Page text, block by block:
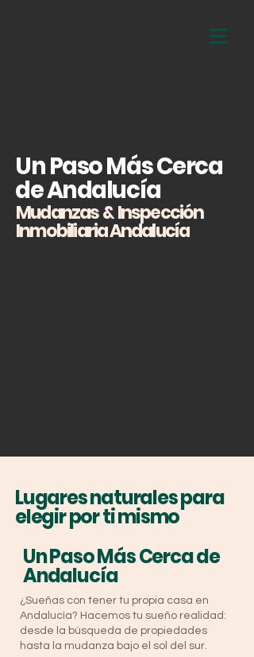
Un Paso Más Cerca
de Andalucía
Mudanzas & Inspección
Inmobiliaria Andalucía
Lugares naturales para
elegir por ti mismo
Un Paso Más Cerca de
Andalucía
¿Sueñas con tener tu propia casa en
Andalucía? Hacemos tu sueño realidad:
desde la búsqueda de propiedades
hasta la mudanza bajo el sol del sur.